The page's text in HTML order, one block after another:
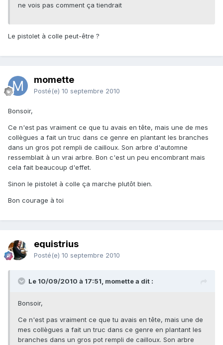
ne vois pas comment ça tiendrait
Le pistolet à colle peut-être ?
momette
Posté(e) 10 septembre 2010
Bonsoir,
Ce n'est pas vraiment ce que tu avais en tête, mais une de mes
collègues a fait un truc dans ce genre en plantant les branches
dans un gros pot rempli de cailloux. Son arbre d'automne
ressemblait à un vrai arbre. Bon c'est un peu encombrant mais
cela fait beaucoup d'effet.
Sinon le pistolet à colle ça marche plutôt bien.
Bon courage à toi
equistrius
Posté(e) 10 septembre 2010
Le 10/09/2010 à 17:51, momette a dit :
Bonsoir,
Ce n'est pas vraiment ce que tu avais en tête, mais une de
mes collègues a fait un truc dans ce genre en plantant les
branches dans un gros pot rempli de cailloux. Son arbre